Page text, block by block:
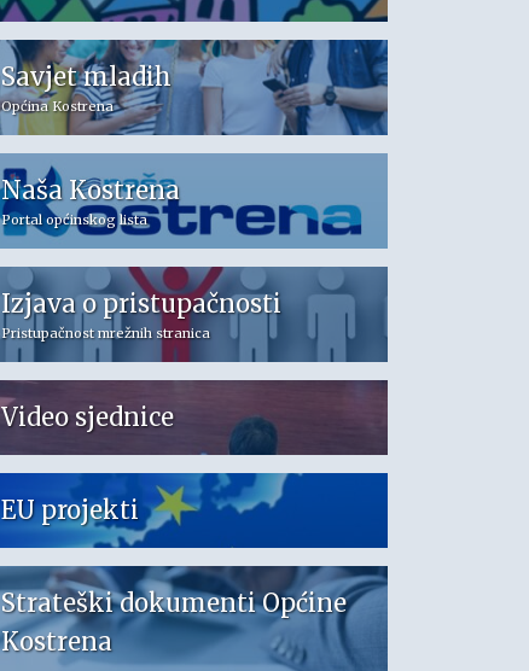
Savjet mladih
Općina Kostrena
Naša Kostrena
Portal općinskog lista
Izjava o pristupačnosti
Pristupačnost mrežnih stranica
Video sjednice
EU projekti
Strateški dokumenti Općine
Kostrena